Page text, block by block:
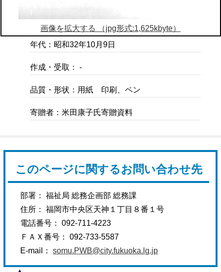
画像を拡大する （jpg形式:1,625kbyte）
年代：昭和32年10月9日
作成・受取： -
品質・形状：用紙 印刷、ペン
寄贈者：米田康子氏寄贈資料
このページに関するお問い合わせ先
部署： 福祉局 総務企画部 総務課
住所： 福岡市中央区天神１丁目８番１号
電話番号： 092-711-4223
ＦＡＸ番号： 092-733-5587
E-mail：somu.PWB@city.fukuoka.lg.jp